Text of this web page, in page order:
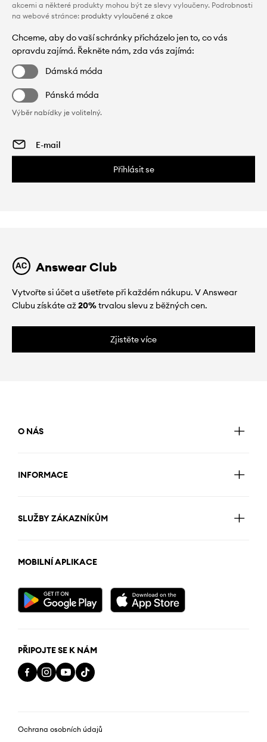
akcemi a některé produkty mohou být ze slevy vyloučeny. Podrobnosti
na webové stránce: produkty vyloučené z akce
Chceme, aby do vaší schránky přicházelo jen to, co vás
opravdu zajímá. Řekněte nám, zda vás zajímá:
Dámská móda
Pánská móda
Výběr nabídky je volitelný.
Přihlásit se
Answear Club
Vytvořte si účet a ušetřete při každém nákupu. V Answear
Clubu získáte až20%trvalou slevu z běžných cen.
Zjistěte více
O NÁS
INFORMACE
SLUŽBY ZÁKAZNÍKŮM
MOBILNÍ APLIKACE
PŘIPOJTE SE K NÁM
Ochrana osobních údajů